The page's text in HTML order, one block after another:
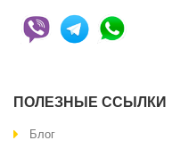
ПОЛЕЗНЫЕ ССЫЛКИ
Блог